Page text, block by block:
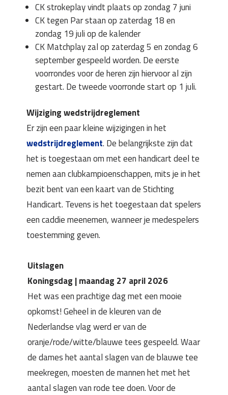
CK strokeplay vindt plaats op zondag 7 juni
CK tegen Par staan op zaterdag 18 en
zondag 19 juli op de kalender
CK Matchplay zal op zaterdag 5 en zondag 6
september gespeeld worden. De eerste
voorrondes voor de heren zijn hiervoor al zijn
gestart. De tweede voorronde start op 1 juli.
Wijziging wedstrijdreglement
Er zijn een paar kleine wijzigingen in het
wedstrijdreglement. De belangrijkste zijn dat
het is toegestaan om met een handicart deel te
nemen aan clubkampioenschappen, mits je in het
bezit bent van een kaart van de Stichting
Handicart. Tevens is het toegestaan dat spelers
een caddie meenemen, wanneer je medespelers
toestemming geven.
Uitslagen
Koningsdag | maandag 27 april 2026
Het was een prachtige dag met een mooie
opkomst! Geheel in de kleuren van de
Nederlandse vlag werd er van de
oranje/rode/witte/blauwe tees gespeeld. Waar
de dames het aantal slagen van de blauwe tee
meekregen, moesten de mannen het met het
aantal slagen van rode tee doen. Voor de